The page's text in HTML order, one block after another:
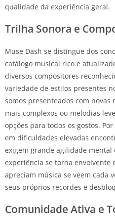
qualidade da experiência geral.
Trilha Sonora e
Muse Dash se distingue dos
catálogo musical rico e
diversos compositores
variedade de estilos presentes
somos presenteados com
mais complexos ou melodias
opções para todos os gostos.
em dificuldades elevadas
exigem grande agilidade mental
experiência se torna envolvente
apreciam música se veem cada
seus próprios recordes e
Comunidade Ativa e